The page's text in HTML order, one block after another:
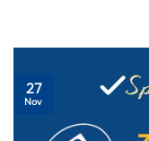
27
Nov